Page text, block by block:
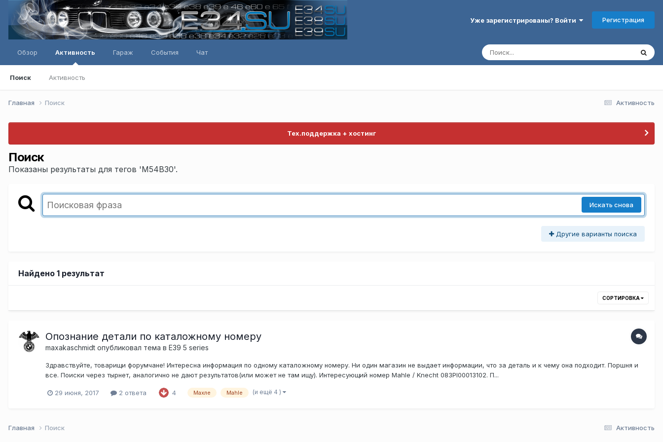
Уже зарегистрированы? Войти Регистрация
Обзор Активность
Поиск Активность
Гараж События Чат
Активность
Главная Поиск
Тех.поддержка + хостинг
Поиск
Показаны результаты для тегов 'М54В30'.
Искать снова
Другие варианты поиска
Найдено 1 результат
СОРТИРОВКА
Опознание детали по каталожному номеру
maxakaschmidt опубликовал тема в E39 5 series
Здравствуйте, товарищи форумчане! Интересна информация по одному каталожному номеру. Ни один магазин не выдает информации, что за деталь и к чему она подходит. Поршня и
все. Поиски через тырнет, аналогично не дают результатов(или может не там ищу). Интересующий номер Mahle / Knecht 083PI00013102. П...
29 июня, 2017 2 ответа 4 Махле Mahle (и ещё 4 )
Активность
Главная Поиск